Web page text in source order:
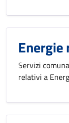
Servizi
relativi a